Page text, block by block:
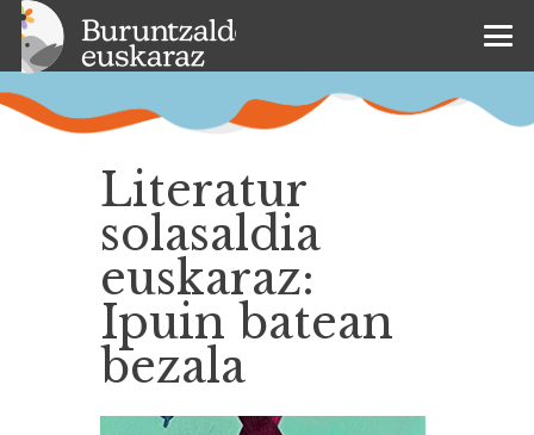
Literatur
solasaldia
euskaraz:
Ipuin batean
bezala